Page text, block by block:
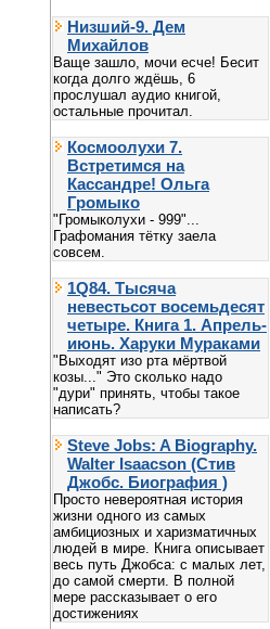
Низший-9. Дем
Михайлов
Ваще зашло, мочи есче! Бесит
когда долго ждёшь, 6
прослушал аудио книгой,
остальные прочитал.
Космоолухи 7.
Встретимся на
Кассандре! Ольга
Громыко
"Громыколухи - 999"...
Графомания тётку заела
совсем.
1Q84. Тысяча
невестьсот восемьдесят
четыре. Книга 1. Апрель-
июнь. Харуки Мураками
"Выходят изо рта мёртвой
козы..." Это сколько надо
"дури" принять, чтобы такое
написать?
Steve Jobs: A Biography.
Walter Isaacson (Стив
Джобс. Биография )
Просто невероятная история
жизни одного из самых
амбициозных и харизматичных
людей в мире. Книга описывает
весь путь Джобса: с малых лет,
до самой смерти. В полной
мере рассказывает о его
достижениях